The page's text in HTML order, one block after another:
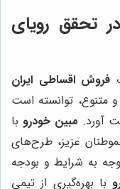
تحقق رویای
فروش اقساطی ایران
متنوع، توانسته است
آورد. مبین خودروبا
عزیز، طرح‌های
به شرایط و بودجه
با بهره‌گیری از تیمی